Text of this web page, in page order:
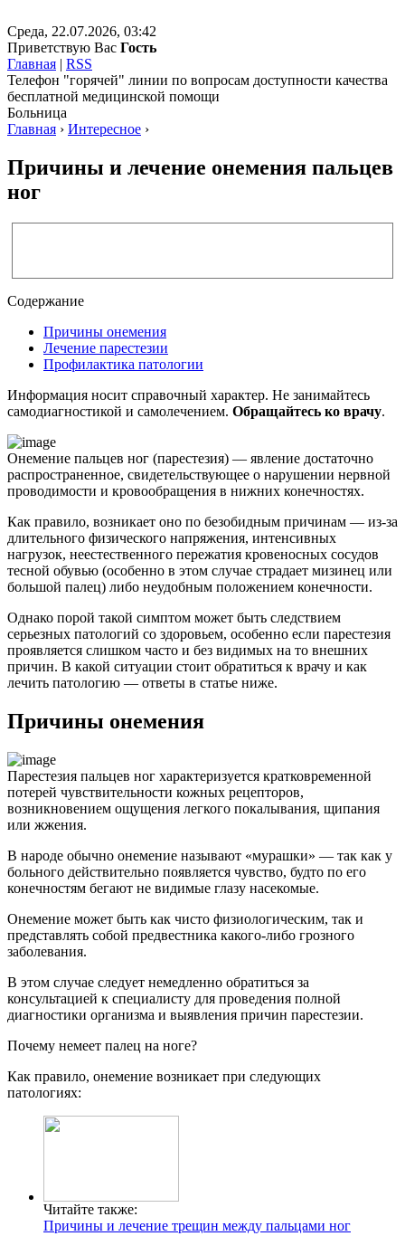
Среда, 22.07.2026, 03:42
Приветствую Вас Гость
Главная | RSS
Телефон "горячей" линии по вопросам доступности качества
бесплатной медицинской помощи
Больница
Главная › Интересное ›
Причины и лечение онемения пальцев
ног
Содержание
Причины онемения
Лечение парестезии
Профилактика патологии
Информация носит справочный характер. Не занимайтесь
самодиагностикой и самолечением. Обращайтесь ко врачу.
Онемение пальцев ног (парестезия) — явление достаточно
распространенное, свидетельствующее о нарушении нервной
проводимости и кровообращения в нижних конечностях.
Как правило, возникает оно по безобидным причинам — из-за
длительного физического напряжения, интенсивных
нагрузок, неестественного пережатия кровеносных сосудов
тесной обувью (особенно в этом случае страдает мизинец или
большой палец) либо неудобным положением конечности.
Однако порой такой симптом может быть следствием
серьезных патологий со здоровьем, особенно если парестезия
проявляется слишком часто и без видимых на то внешних
причин. В какой ситуации стоит обратиться к врачу и как
лечить патологию — ответы в статье ниже.
Причины онемения
Парестезия пальцев ног характеризуется кратковременной
потерей чувствительности кожных рецепторов,
возникновением ощущения легкого покалывания, щипания
или жжения.
В народе обычно онемение называют «мурашки» — так как у
больного действительно появляется чувство, будто по его
конечностям бегают не видимые глазу насекомые.
Онемение может быть как чисто физиологическим, так и
представлять собой предвестника какого-либо грозного
заболевания.
В этом случае следует немедленно обратиться за
консультацией к специалисту для проведения полной
диагностики организма и выявления причин парестезии.
Почему немеет палец на ноге?
Как правило, онемение возникает при следующих
патологиях:
Читайте также:
Причины и лечение трещин между пальцами ног